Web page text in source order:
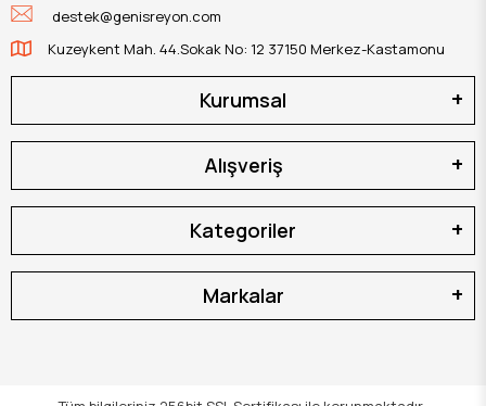
destek@genisreyon.com
Kuzeykent Mah. 44.Sokak No: 12 37150 Merkez-Kastamonu
Kurumsal
Alışveriş
Kategoriler
Markalar